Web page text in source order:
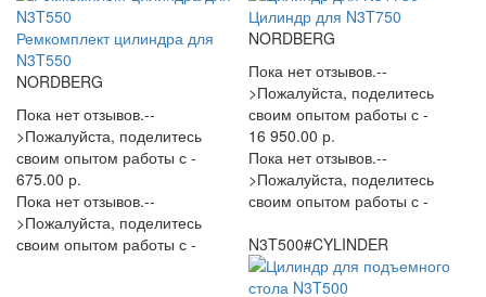
Ремкомплект цилиндра для
N3T550
NORDBERG
Пока нет отзывов.--
>Пожалуйста, поделитесь
своим опытом работы с -
675.00 р.
Пока нет отзывов.--
>Пожалуйста, поделитесь
своим опытом работы с -
Цилиндр для N3T750
NORDBERG
Пока нет отзывов.--
>Пожалуйста, поделитесь
своим опытом работы с -
16 950.00 р.
Пока нет отзывов.--
>Пожалуйста, поделитесь
своим опытом работы с -
N3T500#CYLINDER